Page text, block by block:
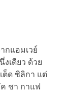
กแอมเวย์
เดียว ด้วย
ต็ด ซิลิกา แต่
ชา กาแฟ